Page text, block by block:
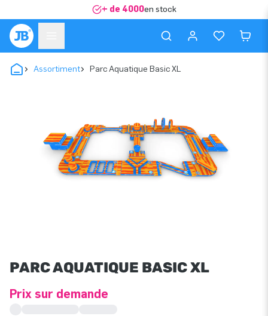
+ de 4000en stock
Assortiment Parc Aquatique Basic XL
PARC AQUATIQUE BASIC XL
Prix sur demande